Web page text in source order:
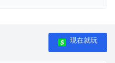
現在就玩